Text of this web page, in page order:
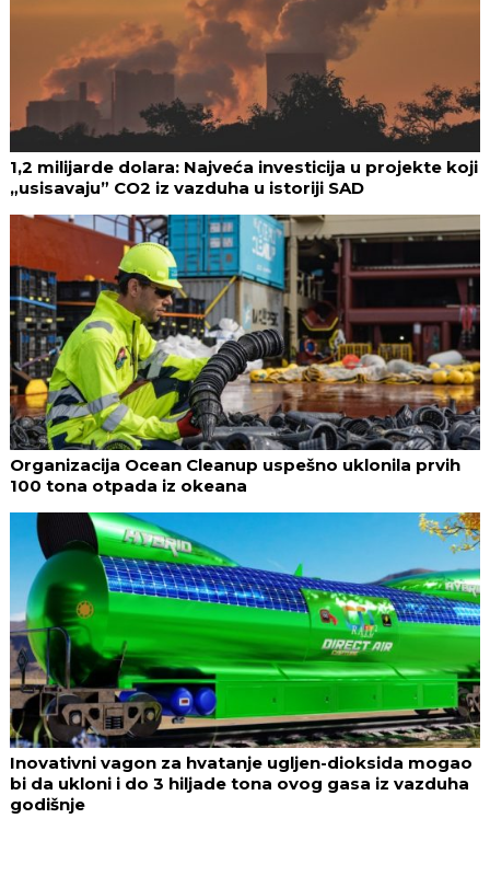
1,2 milijarde dolara: Najveća investicija u projekte koji
„usisavaju” CO2 iz vazduha u istoriji SAD
Organizacija Ocean Cleanup uspešno uklonila prvih
100 tona otpada iz okeana
Inovativni vagon za hvatanje ugljen-dioksida mogao
bi da ukloni i do 3 hiljade tona ovog gasa iz vazduha
godišnje